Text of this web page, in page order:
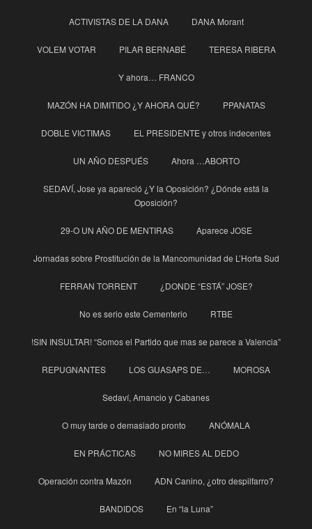
ACTIVISTAS DE LA DANA DANA Morant
VOLEM VOTAR PILAR BERNABÉ TERESA RIBERA
Y ahora… FRANCO
MAZÓN HA DIMITIDO ¿Y AHORA QUÉ? PPANATAS
DOBLE VICTIMAS EL PRESIDENTE y otros indecentes
UN AÑO DESPUÉS Ahora …ABORTO
SEDAVÍ, Jose ya apareció ¿Y la Oposición? ¿Dónde está la
Oposición?
29-O UN AÑO DE MENTIRAS Aparece JOSE
Jornadas sobre Prostitución de la Mancomunidad de L’Horta Sud
FERRAN TORRENT ¿DONDE “ESTÁ” JOSE?
No es serio este Cementerio RTBE
!SIN INSULTAR! “Somos el Partido que mas se parece a Valencia”
REPUGNANTES LOS GUASAPS DE… MOROSA
Sedaví, Amancio y Cabanes
O muy tarde o demasiado pronto ANÓMALA
EN PRÁCTICAS NO MIRES AL DEDO
Operación contra Mazón ADN Canino, ¿otro despilfarro?
BANDIDOS En “la Luna”